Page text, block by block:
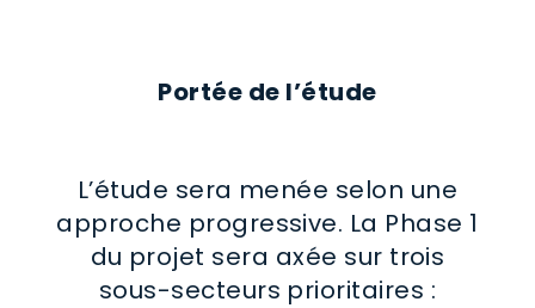
Portée de l’étude
L’étude sera menée selon une
approche progressive. La Phase 1
du projet sera axée sur trois
sous-secteurs prioritaires :